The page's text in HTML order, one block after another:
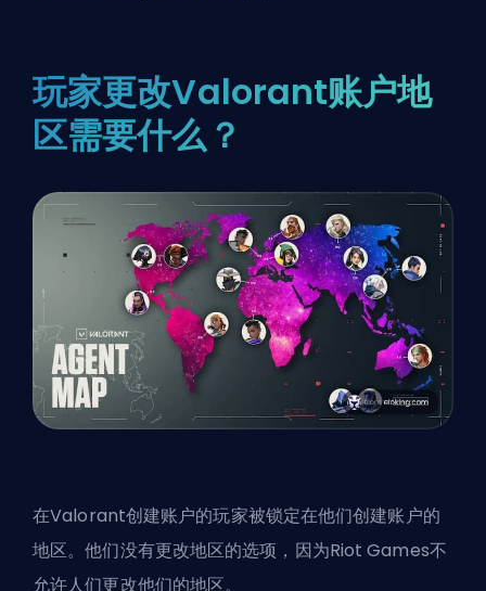
玩家更改Valorant账户地
区需要什么？
在Valorant创建账户的玩家被锁定在他们创建账户的
地区。他们没有更改地区的选项，因为Riot Games不
允许人们更改他们的地区。